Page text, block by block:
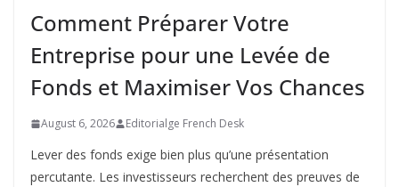
Comment Préparer Votre
Entreprise pour une Levée de
Fonds et Maximiser Vos Chances
August 6, 2026 Editorialge French Desk
Lever des fonds exige bien plus qu’une présentation
percutante. Les investisseurs recherchent des preuves de